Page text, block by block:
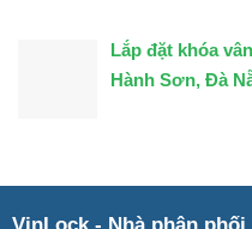
Lắp đặt khóa
Hành Sơn, Đà
VinLock - Nhà phân